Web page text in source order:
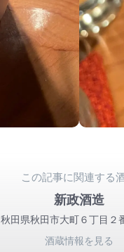
この記事に関連する
新政酒造
秋田県秋田市大町６丁目２
酒蔵情報を見る